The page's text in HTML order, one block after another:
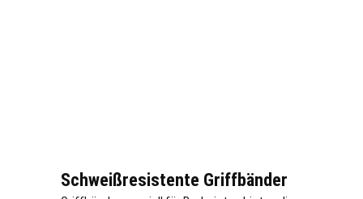
Schweißresistente Griffbänder